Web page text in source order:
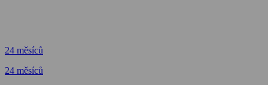
24 měsíců
24 měsíců